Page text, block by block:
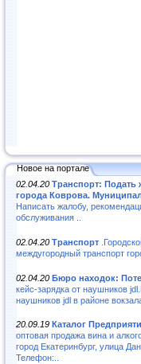
Новое на портале
02.04.20 Транспорт: Подать
города Коврова.
Написать жалобу,
обслуживания ..
02.04.20 Транспорт
междугородный транспорт
02.04.20 Бюро находок:
кейс-зарядка от наушников
наушников jdl в районе
20.09.19 Каталог
оптовая продажа вина и
город Екатеринбург, улица
Телефон:..